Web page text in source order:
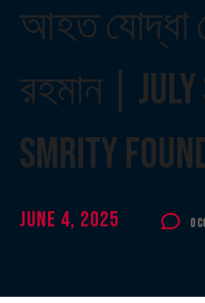
আহত যোদ্ধা
রহমান | July
Smrity
June 4, 2025 0